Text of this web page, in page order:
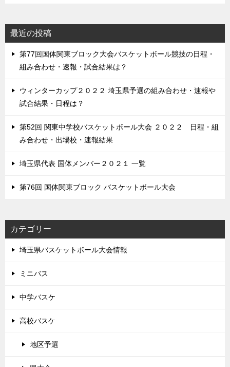
最近の投稿
第77回国体関東ブロック大会バスケットボール競技の日程・
組み合わせ・速報・試合結果は？
ウィンターカップ２０２２ 埼玉県予選の組み合わせ・速報や
試合結果・日程は？
第52回 関東中学校バスケットボール大会 ２０２２ 日程・組
み合わせ・出場校・速報結果
埼玉県代表 国体メンバー２０２１ 一覧
第76回 国体関東ブロック バスケットボール大会
カテゴリー
埼玉県バスケットボール大会情報
ミニバス
中学バスケ
高校バスケ
地区予選